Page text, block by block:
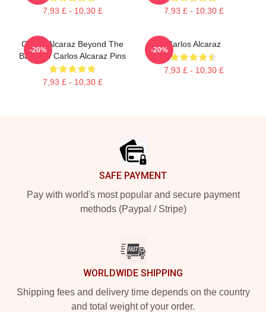
7,93 £ - 10,30 £ 7,93 £ - 10,30 £
Carlos Alcaraz Beyond The
Baseline Carlos Alcaraz Pins
7,93 £ - 10,30 £
-20%
Carlos Alcaraz
7,93 £ - 10,30 £
-20%
SAFE PAYMENT
Pay with world's most popular and secure payment
methods (Paypal / Stripe)
WORLDWIDE SHIPPING
Shipping fees and delivery time depends on the country
and total weight of your order.